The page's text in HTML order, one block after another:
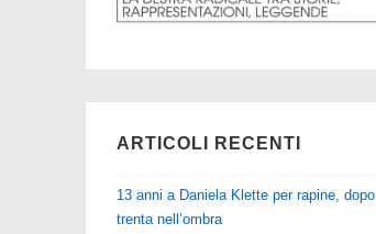
ARTICOLI RECENTI
13 anni a Daniela Klette per rapine, dopo
trenta nell’ombra